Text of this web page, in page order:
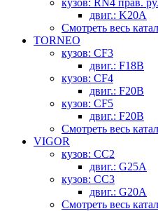
кузов: RN4 прав.
двиг.: K20A
Смотреть весь
TORNEO
кузов: CF3
двиг.: F18B
кузов: CF4
двиг.: F20B
кузов: CF5
двиг.: F20B
Смотреть весь
VIGOR
кузов: CC2
двиг.: G25A
кузов: CC3
двиг.: G20A
Смотреть весь